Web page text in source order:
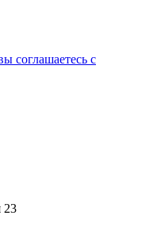
соглашаетесь с
23